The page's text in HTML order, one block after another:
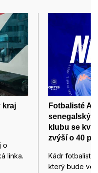
kraj
o
linka.
Fotbalisté
klubu se
zvýší o 40
Kádr fotbalistů
který bude